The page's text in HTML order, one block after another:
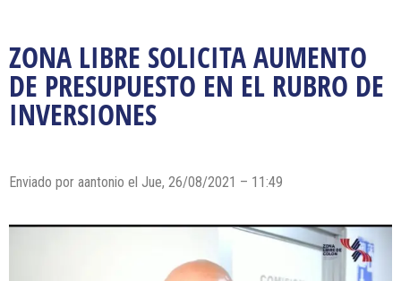
ZONA LIBRE SOLICITA AUMENTO
DE PRESUPUESTO EN EL RUBRO DE
INVERSIONES
Enviado por aantonio el Jue, 26/08/2021 – 11:49